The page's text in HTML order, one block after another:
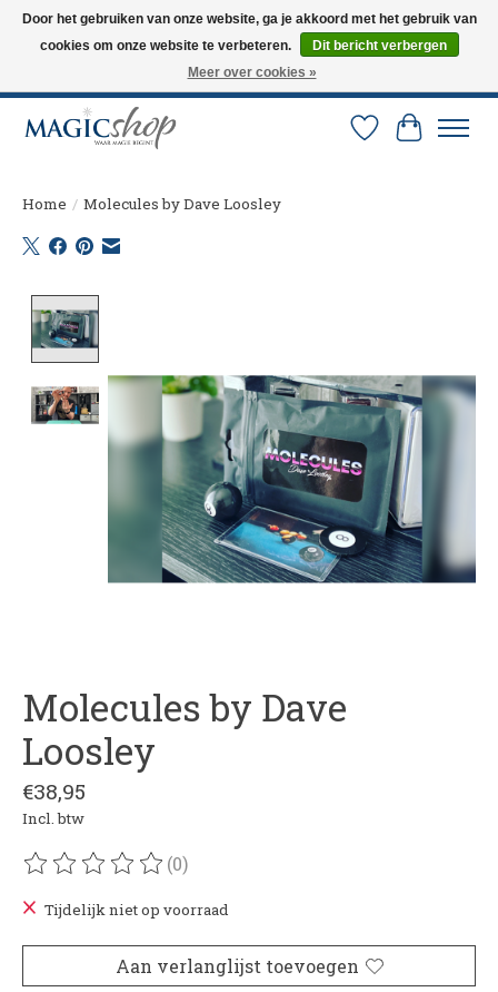
Altijd de nieuwste trucs op voorraad. Snelle verzending via PostNL en DHL.
Langskomen in onze winkel? Bel of mail om een afspraak te maken. 0251-
Verlanglijst
Home / Molecules by Dave Loosley
Molecules by Dave
Loosley
€38,95
Incl. btw
De beoordeling van dit product is
(0)
Tijdelijk niet op voorraad
Aan verlanglijst toevoegen
Door het gebruiken van onze website, ga je akkoord met het gebruik van
cookies om onze website te verbeteren.
Dit bericht verbergen
Meer over cookies »